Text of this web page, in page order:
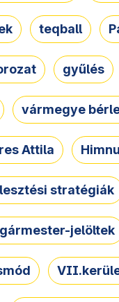
teqball
gyűlés
vármegye
Attila
stratégiák
jelöltek